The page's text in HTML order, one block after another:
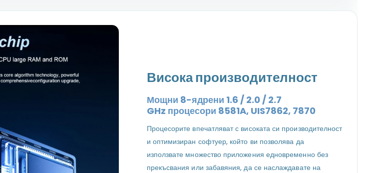
Висока производителност
Мощни 8-ядрени 1.6 / 2.0 / 2.7
GHz процесори 8581A, UIS7862, 7870
Процесорите впечатляват с високата си производителност
и оптимизиран софтуер, който ви позволява да
използвате множество приложения едновременно без
прекъсвания или забавяния, да се наслаждавате на